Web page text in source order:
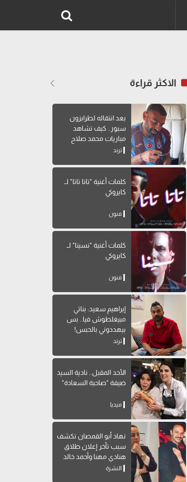
الاكثر قراءة
بعد انتقاله لطرابزون
سبور.. كيف تشاهد
مباريات محمد صلاح
بالدوري التركي؟
ترند
كلمات أغنية "تاتا تاتا" لــ
كايروكي
فنون
كلمات أغنية "نسينا" لــ
كايروكي
فنون
إبراهيم سعيد: بناتي
مبيغلطوش فيا.. بس
بيهددوني بالحبس!
ترند
الأحد المقبل.. نادية السيد
ضيفة "صاحبة السعادة"
ميديا
نهاد أبو القمصان تكشف
سبب تأخر إعلان طلاق
هنادي مهنا وأحمد خالد
صالحالنشرة